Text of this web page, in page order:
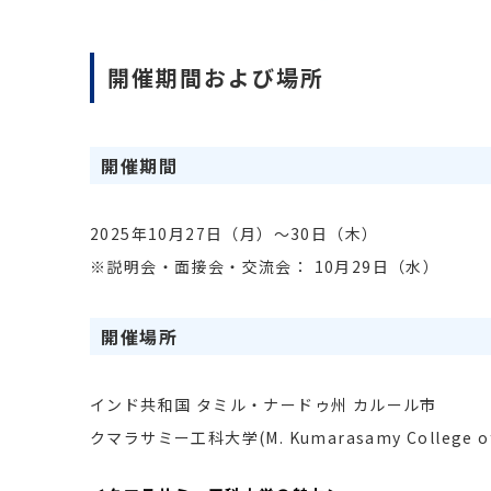
開催期間および場所
開催期間
2025年10月27日（月）～30日（木）
※説明会・面接会・交流会： 10月29日（水）
開催場所
インド共和国 タミル・ナードゥ州 カルール市
クマラサミー工科大学(M. Kumarasamy College